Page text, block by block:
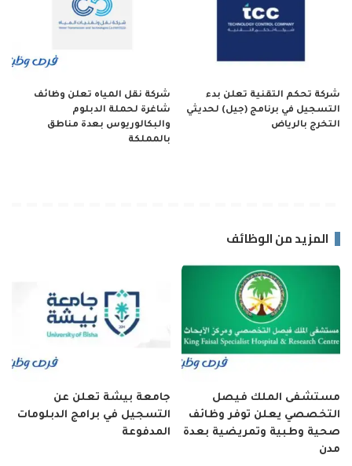
شركة تحكم التقنية تعلن بدء
التسجيل في برنامج (جيل) لحديثي
التخرج بالرياض
شركة نقل المياه تعلن وظائف
شاغرة لحملة الدبلوم
والبكالوريوس بعدة مناطق
بالمملكة
المزيد من الوظائف
مستشفى الملك فيصل
التخصصي يعلن توفر وظائف
صحية وطبية وتمريضية بعدة
مدن
جامعة بيشة تعلن عن
التسجيل في برامج الدبلومات
المدفوعة